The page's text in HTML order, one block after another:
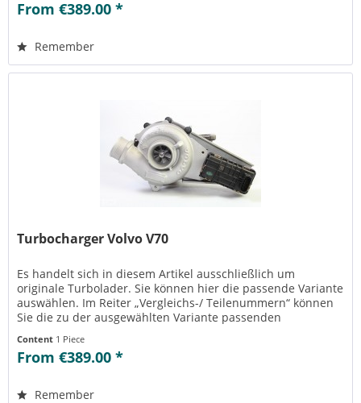
From €389.00 *
Remember
Turbocharger Volvo V70
Es handelt sich in diesem Artikel ausschließlich um
originale Turbolader. Sie können hier die passende Variante
auswählen. Im Reiter „Vergleichs-/ Teilenummern“ können
Sie die zu der ausgewählten Variante passenden
Content 1 Piece
From €389.00 *
Remember